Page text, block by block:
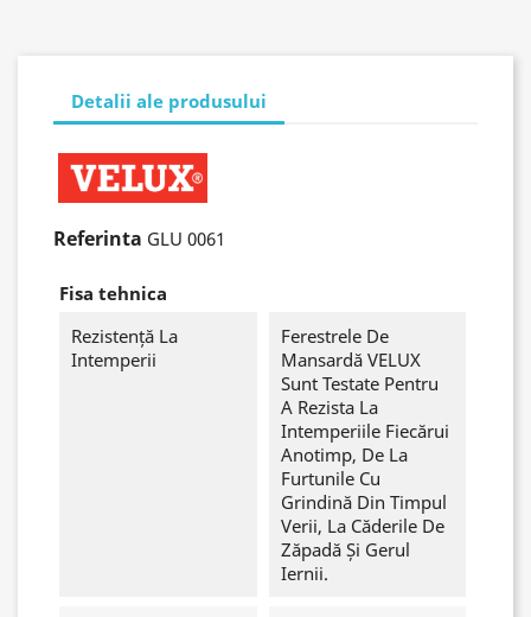
Detalii ale produsului
Referinta GLU 0061
Fisa tehnica
Rezistență La
Intemperii
Ferestrele De
Mansardă VELUX
Sunt Testate Pentru
A Rezista La
Intemperiile Fiecărui
Anotimp, De La
Furtunile Cu
Grindină Din Timpul
Verii, La Căderile De
Zăpadă Și Gerul
Iernii.